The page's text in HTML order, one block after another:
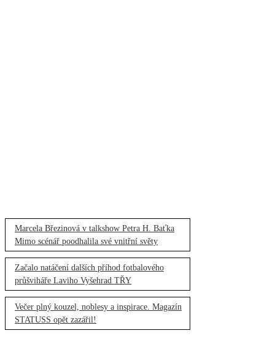
Marcela Březinová v talkshow Petra H. Baťka
Mimo scénář poodhalila své vnitřní světy
Začalo natáčení dalších příhod fotbalového
průšviháře Laviho Vyšehrad TŘY
Večer plný kouzel, noblesy a inspirace. Magazín
STATUSS opět zazářil!